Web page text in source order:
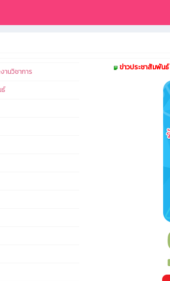
นวิชาการ
ข่าวประชาสัมพันธ์